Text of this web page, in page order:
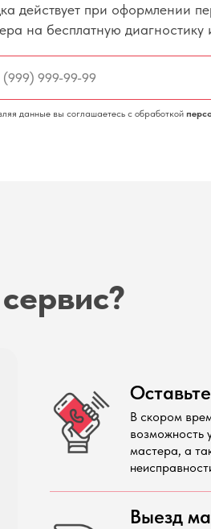
данные вы соглашаетесь с обработкой
действует при оформлении
на бесплатную
В скором
возможность
мастера, а
Выезд